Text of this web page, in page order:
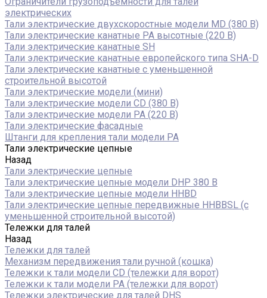
электрических
Тали электрические двухскоростные модели MD (380 В)
Тали электрические канатные PA высотные (220 В)
Тали электрические канатные SH
Тали электрические канатные европейского типа SHA-D
Тали электрические канатные с уменьшенной
строительной высотой
Тали электрические модели (мини)
Тали электрические модели CD (380 В)
Тали электрические модели РА (220 В)
Тали электрические фасадные
Штанги для крепления тали модели РА
Тали электрические цепные
Назад
Тали электрические цепные
Тали электрические цепные модели DHP 380 В
Тали электрические цепные модели HHBD
Тали электрические цепные передвижные HHBBSL (с
уменьшенной строительной высотой)
Тележки для талей
Назад
Тележки для талей
Механизм передвижения тали ручной (кошка)
Тележки к тали модели CD (тележки для ворот)
Тележки к тали модели РА (тележки для ворот)
Тележки электрические для талей DHS